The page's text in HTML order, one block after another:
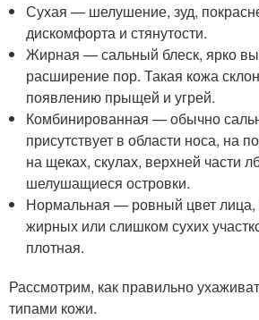
Сухая — шелушение, зуд,
дискомфорта и стянутости.
Жирная — сальный блеск, ярко
расширение пор. Такая кожа
появлению прыщей и угрей.
Комбинированная — обычно
присутствует в области носа, на
на щеках, скулах, верхней части
шелушащиеся островки.
Нормальная — ровный цвет лица,
жирных или слишком сухих
плотная.
Рассмотрим, как правильно
типами кожи.